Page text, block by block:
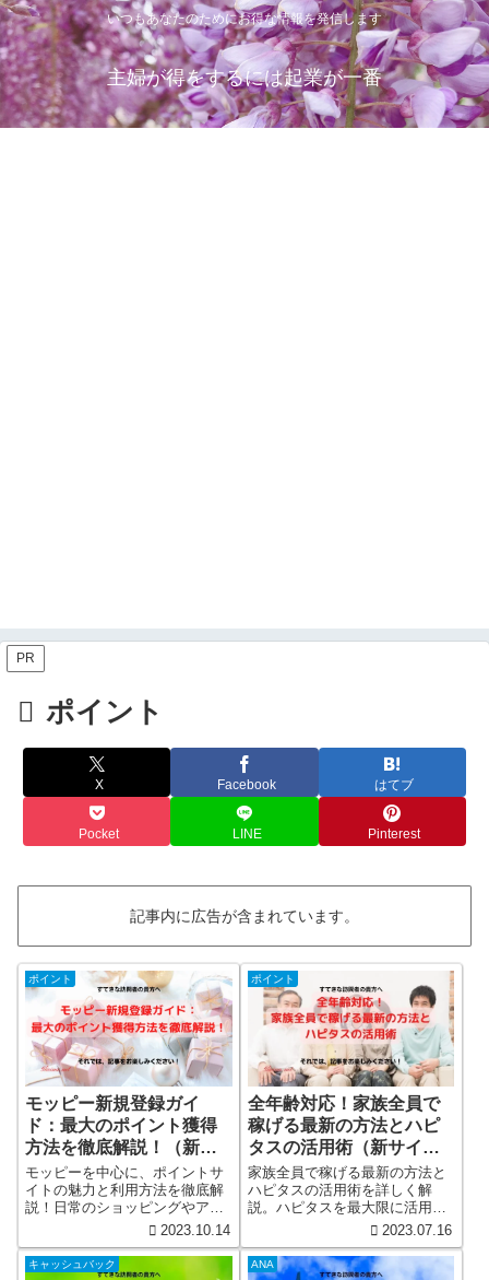
いつもあなたのためにお得な情報を発信します
主婦が得をするには起業が一番
PR
ポイント
X Facebook はてブ
Pocket LINE Pinterest
記事内に広告が含まれています。
ポイント
モッピー新規登録ガイ
ド：最大のポイント獲得
方法を徹底解説！（新サ
イト）
モッピーを中心に、ポイントサ
イトの魅力と利用方法を徹底解
説！日常のショッピングやアン
ケートでポイントを貯め、お得
す。モッピーの登録方法から、
2023.10.14
ポイント
全年齢対応！家族全員で
稼げる最新の方法とハピ
タスの活用術（新サイ
ト）
家族全員で稼げる最新の方法と
ハピタスの活用術を詳しく解
説。ハピタスを最大限に活用し
て、家族全員でポイントを稼ぐ
2023.07.16
キャッシュバック ANA